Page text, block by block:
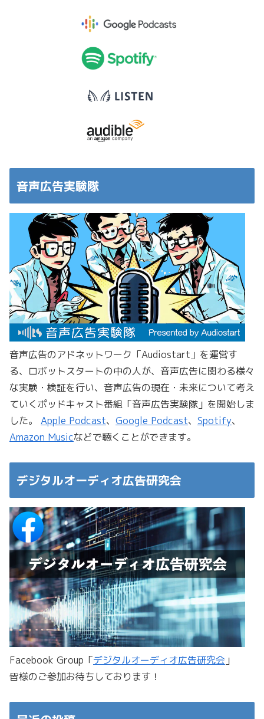
音声広告実験隊
音声広告のアドネットワーク「Audiostart」を運営す
る、ロボットスタートの中の人が、音声広告に関わる様々
な実験・検証を行い、音声広告の現在・未来について考え
ていくポッドキャスト番組「音声広告実験隊」を開始しま
した。 Apple Podcast、 Google Podcast、 Spotify、
Amazon Musicなどで聴くことができます。
デジタルオーディオ広告研究会
Facebook Group「デジタルオーディオ広告研究会 」
皆様のご参加お待ちしております！